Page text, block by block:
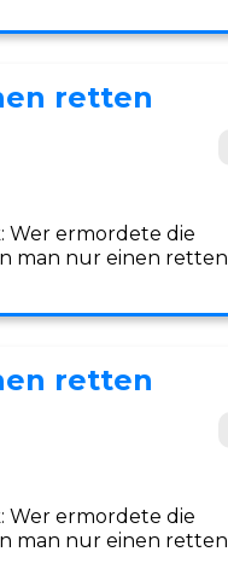
retten
Wer ermordete die
man nur einen retten
retten
Wer ermordete die
man nur einen retten